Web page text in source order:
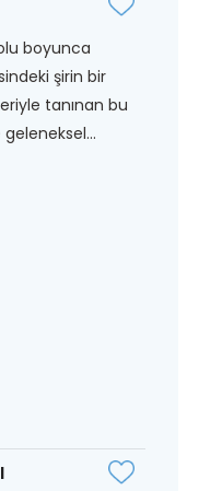
boyunca
şirin bir
tanınan bu